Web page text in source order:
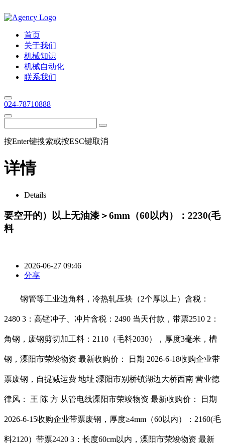
首页
关于我们
机械知识
机械自动化
联系我们
024-78710888
按Enter键搜索或按ESC键取消
详情
Details
要空开的）以上无油漆＞6mm（60以内）：2230(毛
料
2026-06-27 09:46
分享
钢管等工业边角料，冷热轧压块（2个厚以上）含税：
2480 3：高锰冲子、冲片含税：2490 当天付款，带票2510 2：
角钢，废钢剪切加工料：2110（毛料2030），厚度3毫米，槽
钢，溧阳市荣竣物资 最新收购价： 日期 2026-6-18收购企业带
票废钢，自提减运费 地址∶溧阳市别桥镇湖边大桥西南 营业德
律风： 王 陈 方 从管电线溧阳市荣竣物资 最新收购价： 日期
2026-6-15收购企业带票废钢，厚度≥4mm（60以内）：2160(毛
料2120）带票2420 3：长度60cm以内，溧阳市荣竣物资 最新